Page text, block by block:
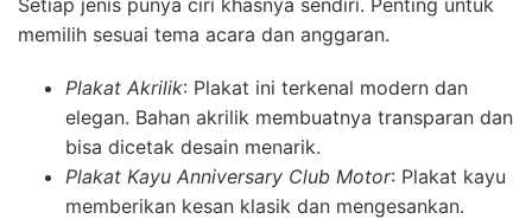
memilih sesuai tema acara dan anggaran.
Plakat Akrilik: Plakat ini terkenal modern dan
elegan. Bahan akrilik membuatnya transparan dan
bisa dicetak desain menarik.
Plakat Kayu Anniversary Club Motor: Plakat kayu
memberikan kesan klasik dan mengesankan.